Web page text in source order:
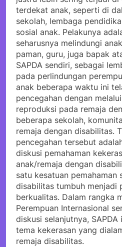
terdekat anak, seperti di
sekolah, lembaga
sosial anak. Pelakunya
seharusnya melindungi
paman, guru, juga bapak
SAPDA sendiri, sebagai
pada perlindungan
anak beberapa waktu ini
pencegahan dengan
reproduksi pada remaja
beberapa sekolah,
remaja dengan disabilitas.
pencegahan tersebut
diskusi pemahaman
anak/remaja dengan
satu kesatuan pemahaman
disabilitas tumbuh menjadi
berkualitas. Dalam rangka
Perempuan Internasional
diskusi selanjutnya,
tema kekerasan yang
remaja disabilitas.